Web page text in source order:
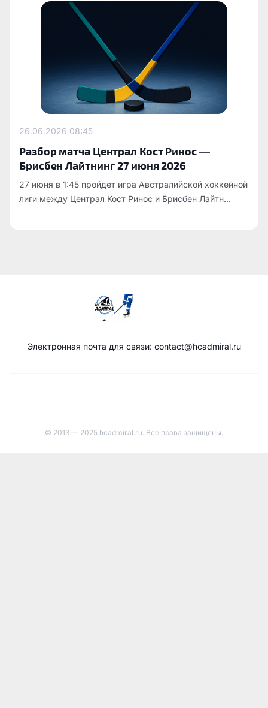
26.06.2026 08:45
Разбор матча Централ Кост Ринос —
Брисбен Лайтнинг 27 июня 2026
27 июня в 1:45 пройдет игра Австралийской хоккейной
лиги между Централ Кост Ринос и Брисбен Лайтн...
Электронная почта для связи: contact@hcadmiral.ru
© 2013 — 2025 hcadmiral.ru. Все права защищены.